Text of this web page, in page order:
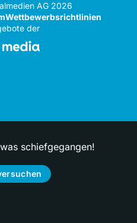
AG 2026
Wettbewerbsrichtlinien
der
schiefgegangen!